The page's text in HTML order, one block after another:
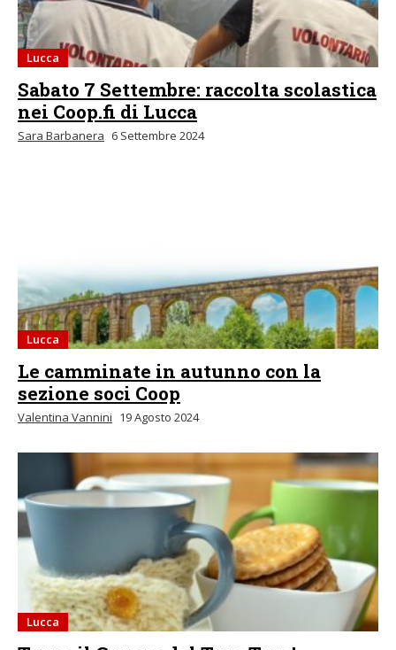
Lucca
Sabato 7 Settembre: raccolta scolastica
nei Coop.fi di Lucca
Sara Barbanera 6 Settembre 2024
Lucca
Le camminate in autunno con la
sezione soci Coop
Valentina Vannini 19 Agosto 2024
Lucca